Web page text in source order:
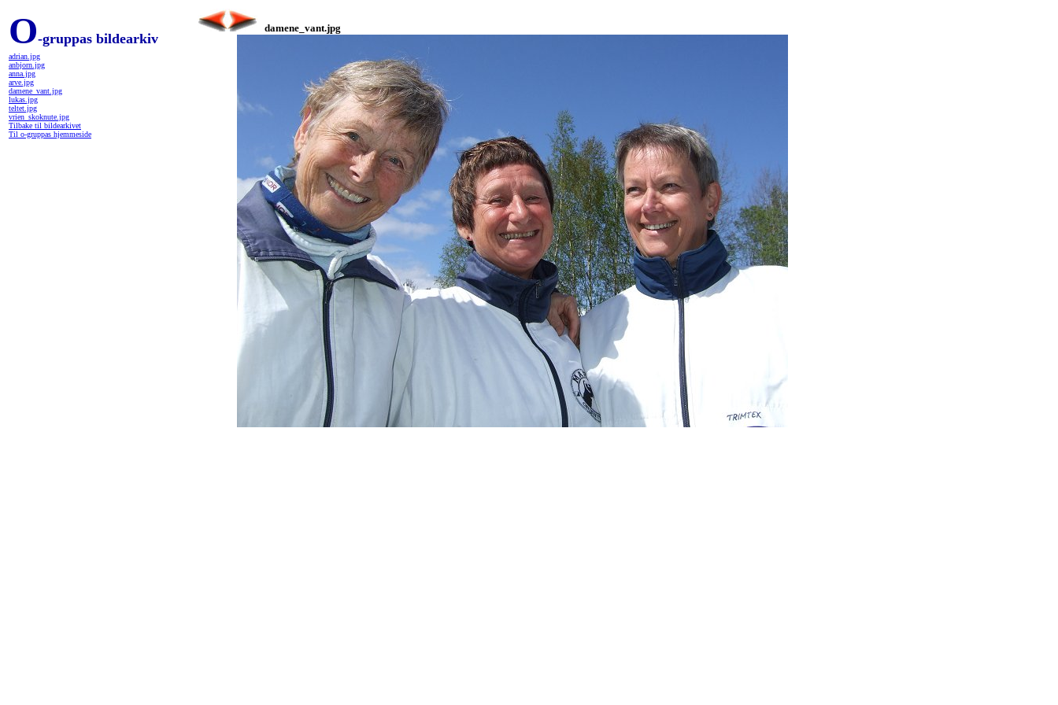
O-gruppas bildearkiv
adrian.jpg
anbjorn.jpg
anna.jpg
arve.jpg
damene_vant.jpg
lukas.jpg
teltet.jpg
vrien_skoknute.jpg
Tilbake til bildearkivet
Til o-gruppas hjemmeside
damene_vant.jpg